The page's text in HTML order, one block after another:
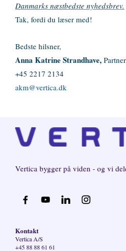
Danmarks næstbedste nyhedsbrev.
Tak, fordi du læser med!
Bedste hilsner,
Anna Katrine Strandhave,
+45 2217 2134
akm@vertica.dk
Vertica bygger på viden - og vi
Kontakt
Vertica A/S
+45 88 88 61 61